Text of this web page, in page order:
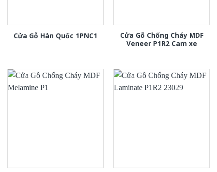
Cửa Gỗ Hàn Quốc 1PNC1
Cửa Gỗ Chống Cháy MDF
Veneer P1R2 Cam xe